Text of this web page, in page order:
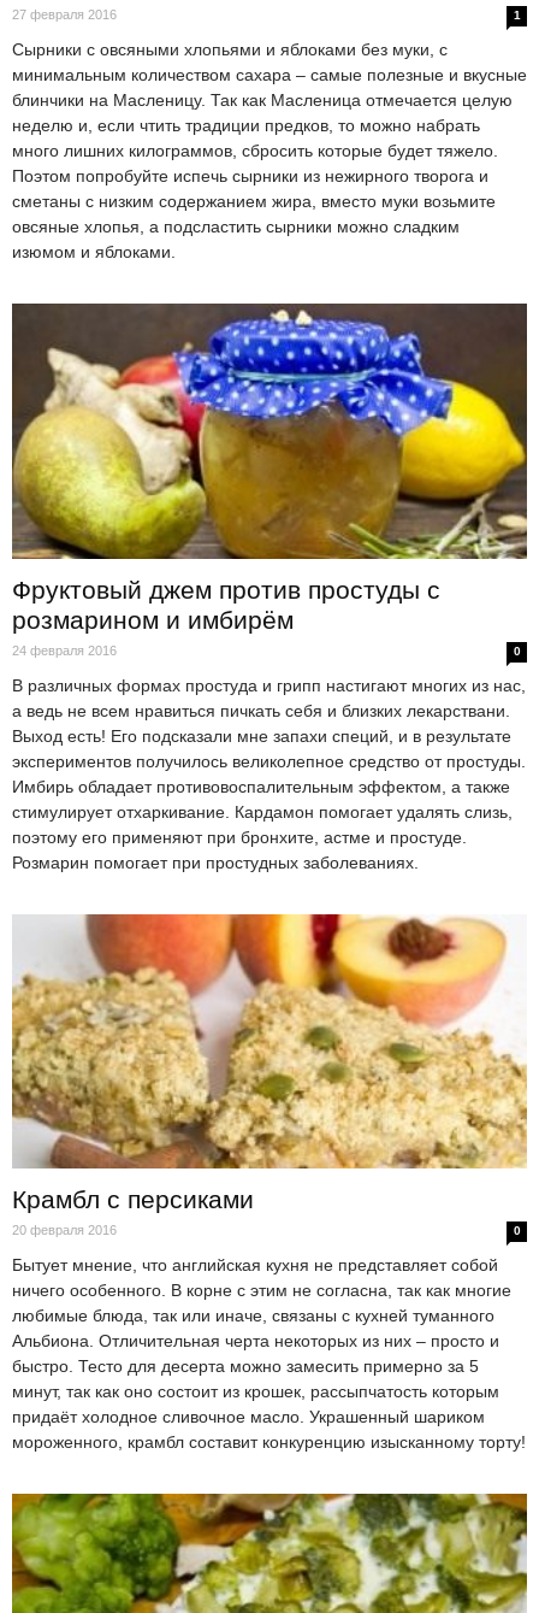
27 февраля 2016 1
Сырники с овсяными хлопьями и яблоками без муки, с
минимальным количеством сахара – самые полезные и вкусные
блинчики на Масленицу. Так как Масленица отмечается целую
неделю и, если чтить традиции предков, то можно набрать
много лишних килограммов, сбросить которые будет тяжело.
Поэтом попробуйте испечь сырники из нежирного творога и
сметаны с низким содержанием жира, вместо муки возьмите
овсяные хлопья, а подсластить сырники можно сладким
изюмом и яблоками.
Фруктовый джем против простуды с
розмарином и имбирём
24 февраля 2016 0
В различных формах простуда и грипп настигают многих из нас,
а ведь не всем нравиться пичкать себя и близких лекарствани.
Выход есть! Его подсказали мне запахи специй, и в результате
экспериментов получилось великолепное средство от простуды.
Имбирь обладает противовоспалительным эффектом, а также
стимулирует отхаркивание. Кардамон помогает удалять слизь,
поэтому его применяют при бронхите, астме и простуде.
Розмарин помогает при простудных заболеваниях.
Крамбл с персиками
20 февраля 2016 0
Бытует мнение, что английская кухня не представляет собой
ничего особенного. В корне с этим не согласна, так как многие
любимые блюда, так или иначе, связаны с кухней туманного
Альбиона. Отличительная черта некоторых из них – просто и
быстро. Тесто для десерта можно замесить примерно за 5
минут, так как оно состоит из крошек, рассыпчатость которым
придаёт холодное сливочное масло. Украшенный шариком
мороженного, крамбл составит конкуренцию изысканному торту!